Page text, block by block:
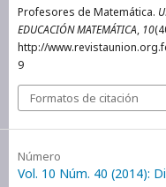
Profesores de Matemática.
EDUCACIÓN MATEMÁTICA, 10
http://
9
Formatos de citación
Número
Vol. 10 Núm. 40 (2014):